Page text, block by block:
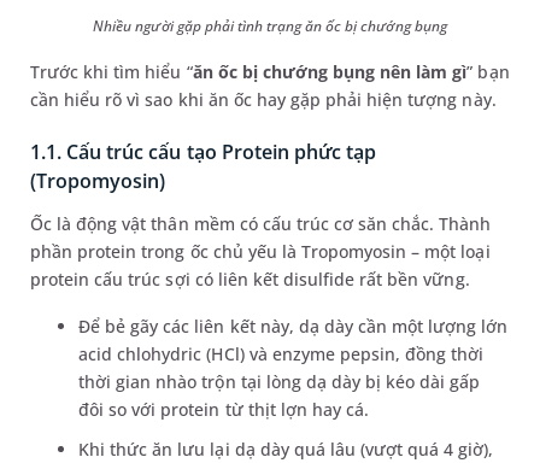
Nhiều người gặp phải tình trạng ăn ốc bị chướng bụng
Trước khi tìm hiểu “ăn ốc bị chướng bụng nên làm gì” bạn
cần hiểu rõ vì sao khi ăn ốc hay gặp phải hiện tượng này.
1.1. Cấu trúc cấu tạo Protein phức tạp
(Tropomyosin)
Ốc là động vật thân mềm có cấu trúc cơ săn chắc. Thành
phần protein trong ốc chủ yếu là Tropomyosin – một loại
protein cấu trúc sợi có liên kết disulfide rất bền vững.
Để bẻ gãy các liên kết này, dạ dày cần một lượng lớn
acid chlohydric (HCl) và enzyme pepsin, đồng thời
thời gian nhào trộn tại lòng dạ dày bị kéo dài gấp
đôi so với protein từ thịt lợn hay cá.
Khi thức ăn lưu lại dạ dày quá lâu (vượt quá 4 giờ),